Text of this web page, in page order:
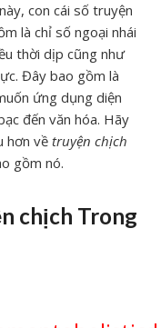
con cái số truyện
là chỉ số ngoại nhái
thời dịp cũng như
Đây bao gồm là
ứng dụng diện
đến văn hóa. Hãy
hơn vềtruyện chịch
gồm nó.
chịch Trong